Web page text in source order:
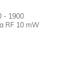
- 1900
RF 10 mW